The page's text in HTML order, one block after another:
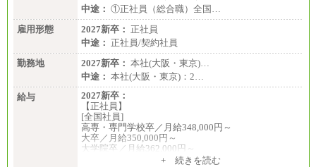
中途： ①正社員（総合職）全国…
雇用形態
2027新卒： 正社員
中途： 正社員/契約社員
勤務地
2027新卒： 本社(大阪・東京)…
中途： 本社(大阪・東京)：2…
給与
2027新卒：
【正社員】
[全国社員]
高専・専門学校卒／月給348,000円～
大卒／月給350,000円～
大学院卒／月給362,000円～
[地域社員]月給295,000円～+ 続きを読む